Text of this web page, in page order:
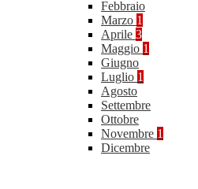
Febbraio
Marzo 1
Aprile 3
Maggio 1
Giugno
Luglio 1
Agosto
Settembre
Ottobre
Novembre 1
Dicembre